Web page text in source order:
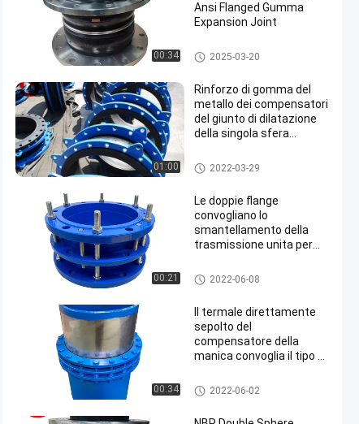
00:34
Ansi Flanged Gumma
Expansion Joint
Giunto di dilatazione di gomm
a della doppia sfera
2025-03-20
01:00
Rinforzo di gomma del
metallo dei compensatori
del giunto di dilatazione
della singola sfera
Giunto di dilatazione di gomm
a della singola sfera
2022-03-29
00:21
Le doppie flange
convogliano lo
smantellamento della
trasmissione unita per
Tubo che smantella giunto
2022-06-08
00:34
Il termale direttamente
sepolto del
compensatore della
manica convoglia il tipo di
spinto l'espansione
Tubo che smantella giunto
2022-06-02